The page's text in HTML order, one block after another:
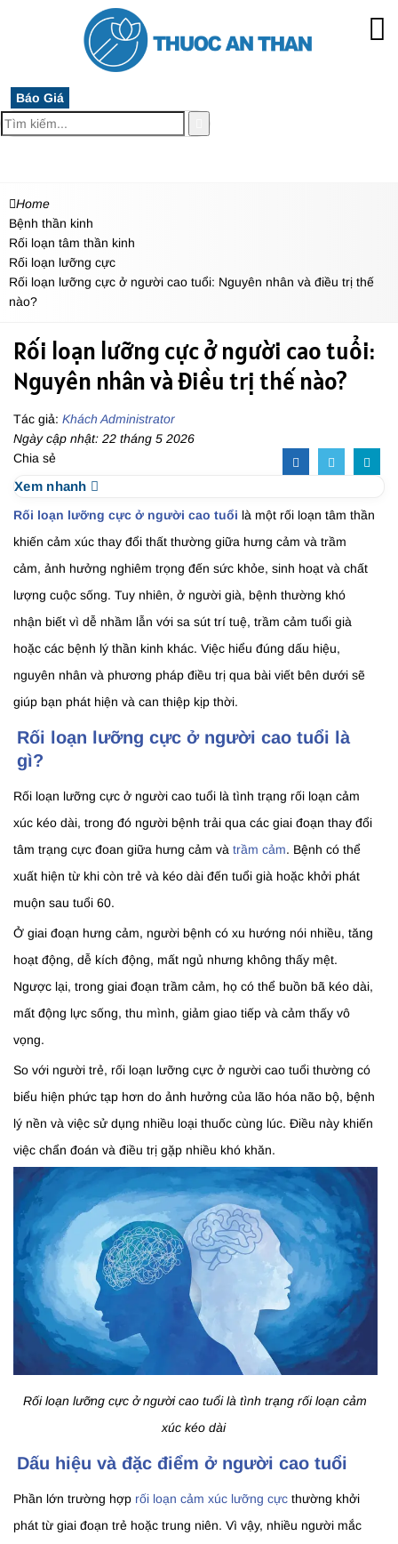
Báo Giá
Home
Bệnh thần kinh
Rối loạn tâm thần kinh
Rối loạn lưỡng cực
Rối loạn lưỡng cực ở người cao tuổi: Nguyên nhân và điều trị thế
nào?
Rối loạn lưỡng cực ở người cao tuổi:
Nguyên nhân và điều trị thế nào?
Tác giả: Khách Administrator
Ngày cập nhật: 22 tháng 5 2026
Chia sẻ
Xem nhanh
Rối loạn lưỡng cực ở người cao tuổi là một rối loạn tâm thần
khiến cảm xúc thay đổi thất thường giữa hưng cảm và trầm
cảm, ảnh hưởng nghiêm trọng đến sức khỏe, sinh hoạt và chất
lượng cuộc sống. Tuy nhiên, ở người già, bệnh thường khó
nhận biết vì dễ nhầm lẫn với sa sút trí tuệ, trầm cảm tuổi già
hoặc các bệnh lý thần kinh khác. Việc hiểu đúng dấu hiệu,
nguyên nhân và phương pháp điều trị qua bài viết bên dưới sẽ
giúp bạn phát hiện và can thiệp kịp thời.
Rối loạn lưỡng cực ở người cao tuổi là
gì?
Rối loạn lưỡng cực ở người cao tuổi là tình trạng rối loạn cảm
xúc kéo dài, trong đó người bệnh trải qua các giai đoạn thay đổi
tâm trạng cực đoan giữa hưng cảm và trầm cảm. Bệnh có thể
xuất hiện từ khi còn trẻ và kéo dài đến tuổi già hoặc khởi phát
muộn sau tuổi 60.
Ở giai đoạn hưng cảm, người bệnh có xu hướng nói nhiều, tăng
hoạt động, dễ kích động, mất ngủ nhưng không thấy mệt.
Ngược lại, trong giai đoạn trầm cảm, họ có thể buồn bã kéo dài,
mất động lực sống, thu mình, giảm giao tiếp và cảm thấy vô
vọng.
So với người trẻ, rối loạn lưỡng cực ở người cao tuổi thường có
biểu hiện phức tạp hơn do ảnh hưởng của lão hóa não bộ, bệnh
lý nền và việc sử dụng nhiều loại thuốc cùng lúc. Điều này khiến
việc chẩn đoán và điều trị gặp nhiều khó khăn.
Rối loạn lưỡng cực ở người cao tuổi là tình trạng rối loạn cảm
xúc kéo dài
Dấu hiệu và đặc điểm ở người cao tuổi
Phần lớn trường hợp rối loạn cảm xúc lưỡng cực thường khởi
phát từ giai đoạn trẻ hoặc trung niên. Vì vậy, nhiều người mắc